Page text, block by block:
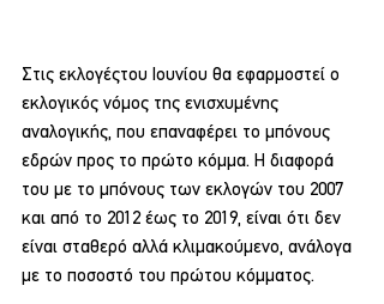
Στις εκλογέςτου Ιουνίου θα εφαρμοστεί ο
εκλογικός νόμος της ενισχυμένης
αναλογικής, που επαναφέρει το μπόνους
εδρών προς το πρώτο κόμμα. Η διαφορά
του με το μπόνους των εκλογών του 2007
και από το 2012 έως το 2019, είναι ότι δεν
είναι σταθερό αλλά κλιμακούμενο, ανάλογα
με το ποσοστό του πρώτου κόμματος.